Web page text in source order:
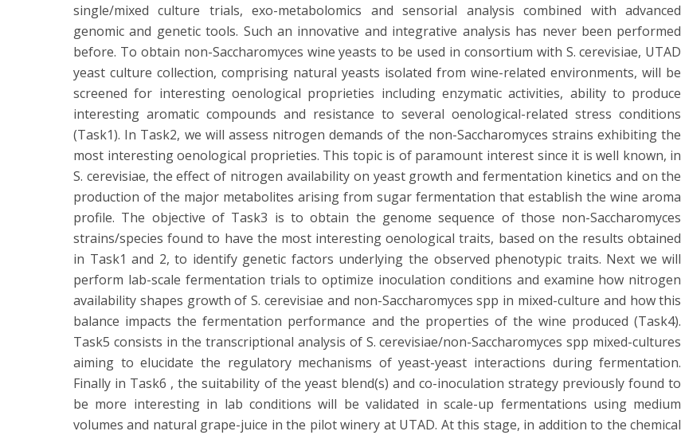
single/mixed culture trials, exo-metabolomics and sensorial analysis combined with advanced
genomic and genetic tools. Such an innovative and integrative analysis has never been performed
before. To obtain non-Saccharomyces wine yeasts to be used in consortium with S. cerevisiae, UTAD
yeast culture collection, comprising natural yeasts isolated from wine-related environments, will be
screened for interesting oenological proprieties including enzymatic activities, ability to produce
interesting aromatic compounds and resistance to several oenological-related stress conditions
(Task1). In Task2, we will assess nitrogen demands of the non-Saccharomyces strains exhibiting the
most interesting oenological proprieties. This topic is of paramount interest since it is well known, in
S. cerevisiae, the effect of nitrogen availability on yeast growth and fermentation kinetics and on the
production of the major metabolites arising from sugar fermentation that establish the wine aroma
profile. The objective of Task3 is to obtain the genome sequence of those non-Saccharomyces
strains/species found to have the most interesting oenological traits, based on the results obtained
in Task1 and 2, to identify genetic factors underlying the observed phenotypic traits. Next we will
perform lab-scale fermentation trials to optimize inoculation conditions and examine how nitrogen
availability shapes growth of S. cerevisiae and non-Saccharomyces spp in mixed-culture and how this
balance impacts the fermentation performance and the properties of the wine produced (Task4).
Task5 consists in the transcriptional analysis of S. cerevisiae/non-Saccharomyces spp mixed-cultures
aiming to elucidate the regulatory mechanisms of yeast-yeast interactions during fermentation.
Finally in Task6 , the suitability of the yeast blend(s) and co-inoculation strategy previously found to
be more interesting in lab conditions will be validated in scale-up fermentations using medium
volumes and natural grape-juice in the pilot winery at UTAD. At this stage, in addition to the chemical